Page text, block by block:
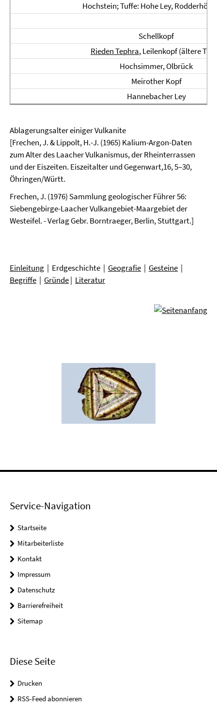
Hochstein; Tuffe: Hohe Ley,
Schellkopf
Rieden Tephra, Leilenkopf (ältere
Hochsimmer, Olbrück
Meirother Kopf
Hannebacher Ley
Ablagerungsalter einiger Vulkanite
[Frechen, J. & Lippolt, H.-J. (1965) Kalium-Argon-Daten
zum Alter des Laacher Vulkanismus, der Rheinterrassen
und der Eiszeiten. Eiszeitalter und Gegenwart,16, 5–30,
Öhringen/Württ.
Frechen, J. (1976) Sammlung geologischer Führer 56:
Siebengebirge-Laacher Vulkangebiet-Maargebiet der
Westeifel. - Verlag Gebr. Borntraeger, Berlin, Stuttgart.]
Einleitung | Erdgeschichte | Geografie | Gesteine |
Begriffe | Gründe| Literatur
Service-Navigation
Startseite
Mitarbeiterliste
Kontakt
Impressum
Datenschutz
Barrierefreiheit
Sitemap
Diese Seite
Drucken
RSS-Feed abonnieren